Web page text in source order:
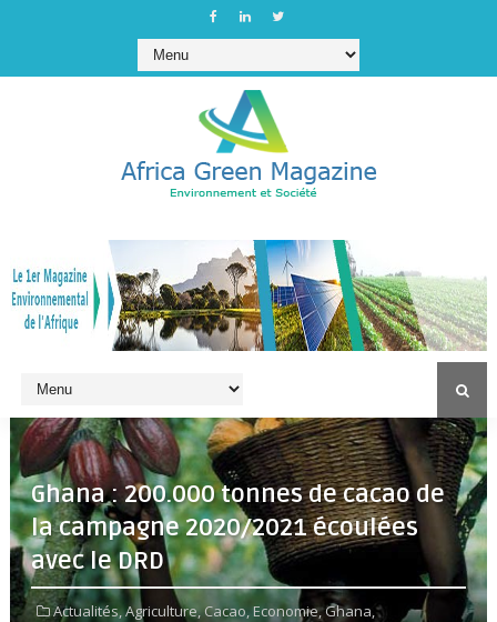
Ghana : 200.000 tonnes de cacao de
la campagne 2020/2021 écoulées
avec le DRD
Actualités,Agriculture,Cacao,Economie,Ghana,